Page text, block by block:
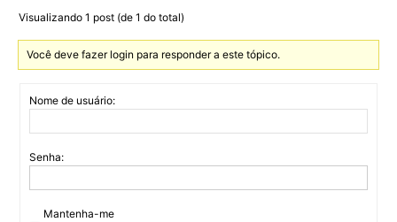
Visualizando 1 post (de 1 do total)
Você deve fazer login para responder a este tópico.
Nome de usuário:
Senha:
Mantenha-me